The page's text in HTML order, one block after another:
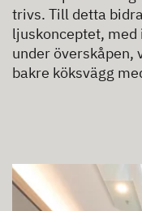
trivs. Till detta
ljuskonceptet,
under överskåpen,
bakre köksvägg